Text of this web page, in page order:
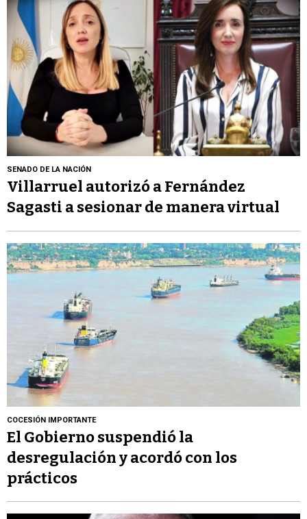
SENADO DE LA NACIÓN
Villarruel autorizó a Fernández
Sagasti a sesionar de manera virtual
COCESIÓN IMPORTANTE
El Gobierno suspendió la
desregulación y acordó con los
prácticos